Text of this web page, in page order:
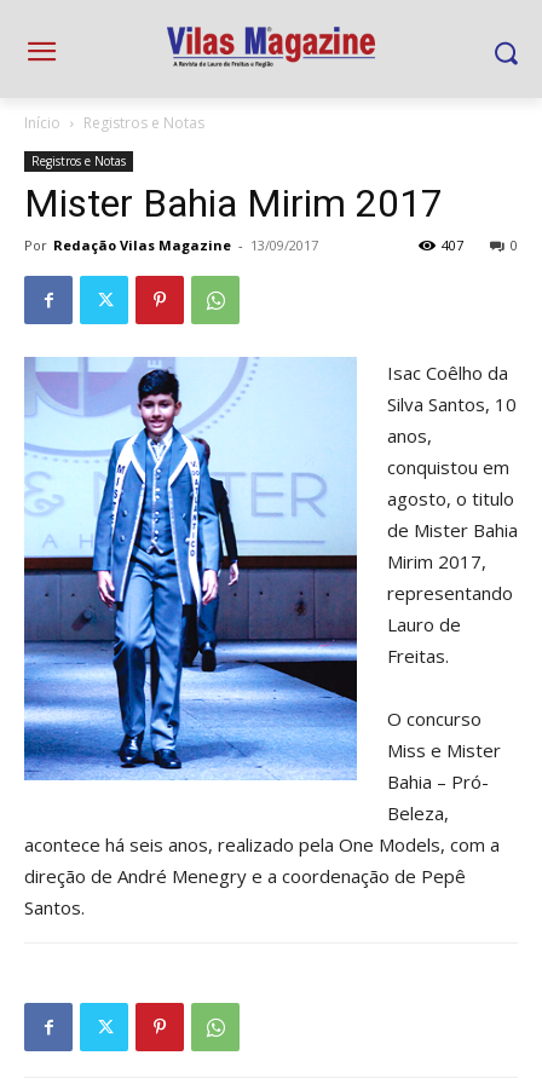
Início Registros e Notas
Registros e Notas
Mister Bahia Mirim 2017
Por Redação Vilas Magazine - 13/09/2017 0
407
Isac Coêlho da
Silva Santos, 10
anos,
conquistou em
agosto, o titulo
de Mister Bahia
Mirim 2017,
representando
Lauro de
Freitas.
O concurso
Miss e Mister
Bahia – Pró-
Beleza,
acontece há seis anos, realizado pela One Models, com a
direção de André Menegry e a coordenação de Pepê
Santos.